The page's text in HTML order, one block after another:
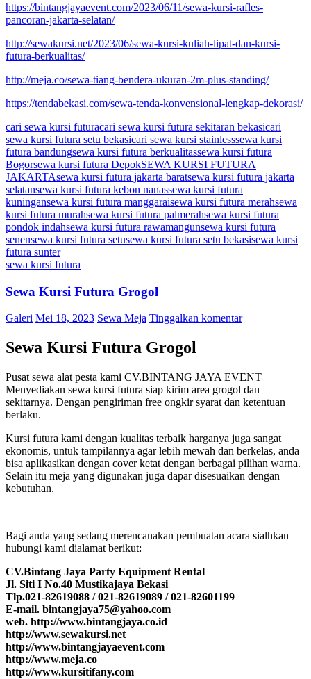
https://bintangjayaevent.com/2023/06/11/sewa-kursi-rafles-
pancoran-jakarta-selatan/
http://sewakursi.net/2023/06/sewa-kursi-kuliah-lipat-dan-kursi-
futura-berkualitas/
http://meja.co/sewa-tiang-bendera-ukuran-2m-plus-standing/
https://tendabekasi.com/sewa-tenda-konvensional-lengkap-dekorasi/
cari sewa kursi futuracari sewa kursi futura sekitaran bekasicari
sewa kursi futura setu bekasicari sewa kursi stainlesssewa kursi
futura bandungsewa kursi futura berkualitassewa kursi futura
Bogorsewa kursi futura DepokSEWA KURSI FUTURA
JAKARTAsewa kursi futura jakarta baratsewa kursi futura jakarta
selatansewa kursi futura kebon nanassewa kursi futura
kuningansewa kursi futura manggaraisewa kursi futura merahsewa
kursi futura murahsewa kursi futura palmerahsewa kursi futura
pondok indahsewa kursi futura rawamangunsewa kursi futura
senensewa kursi futura setusewa kursi futura setu bekasisewa kursi
futura sunter
sewa kursi futura
Sewa Kursi Futura Grogol
Galeri Mei 18, 2023 Sewa Meja Tinggalkan komentar
Sewa Kursi Futura Grogol
Pusat sewa alat pesta kami CV.BINTANG JAYA EVENT
Menyediakan sewa kursi futura siap kirim area grogol dan
sekitarnya. Dengan pengiriman free ongkir syarat dan ketentuan
berlaku.
Kursi futura kami dengan kualitas terbaik harganya juga sangat
ekonomis, untuk tampilannya agar lebih mewah dan berkelas, anda
bisa aplikasikan dengan cover ketat dengan berbagai pilihan warna.
Selain itu meja yang digunakan juga dapar disesuaikan dengan
kebutuhan.
Bagi anda yang sedang merencanakan pembuatan acara sialhkan
hubungi kami dialamat berikut:
CV.Bintang Jaya Party Equipment Rental
Jl. Siti I No.40 Mustikajaya Bekasi
Tlp.021-82619088 / 021-82619089 / 021-82601199
E-mail. bintangjaya75@yahoo.com
web. http://www.bintangjaya.co.id
http://www.sewakursi.net
http://www.bintangjayaevent.com
http://www.meja.co
http://www.kursitifany.com